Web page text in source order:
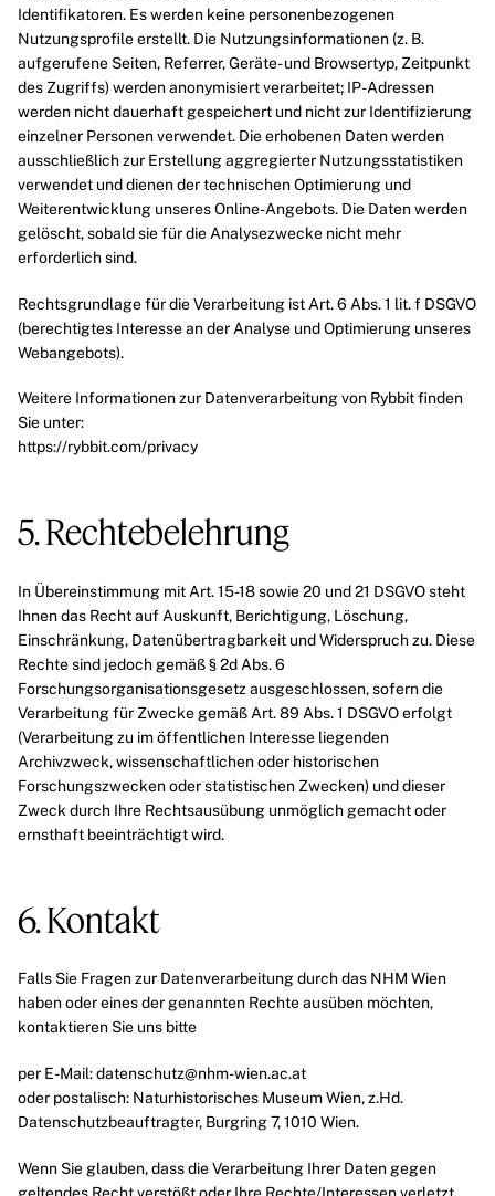
Identifikatoren. Es werden keine personenbezogenen
Nutzungsprofile erstellt. Die Nutzungsinformationen (z. B.
aufgerufene Seiten, Referrer, Geräte- und Browsertyp, Zeitpunkt
des Zugriffs) werden anonymisiert verarbeitet; IP-Adressen
werden nicht dauerhaft gespeichert und nicht zur Identifizierung
einzelner Personen verwendet. Die erhobenen Daten werden
ausschließlich zur Erstellung aggregierter Nutzungsstatistiken
verwendet und dienen der technischen Optimierung und
Weiterentwicklung unseres Online-Angebots. Die Daten werden
gelöscht, sobald sie für die Analysezwecke nicht mehr
erforderlich sind.
Rechtsgrundlage für die Verarbeitung ist Art. 6 Abs. 1 lit. f DSGVO
(berechtigtes Interesse an der Analyse und Optimierung unseres
Webangebots).
Weitere Informationen zur Datenverarbeitung von Rybbit finden
Sie unter:
https://rybbit.com/privacy
5. Rechtebelehrung
In Übereinstimmung mit Art. 15-18 sowie 20 und 21 DSGVO steht
Ihnen das Recht auf Auskunft, Berichtigung, Löschung,
Einschränkung, Datenübertragbarkeit und Widerspruch zu. Diese
Rechte sind jedoch gemäß § 2d Abs. 6
Forschungsorganisationsgesetz ausgeschlossen, sofern die
Verarbeitung für Zwecke gemäß Art. 89 Abs. 1 DSGVO erfolgt
(Verarbeitung zu im öffentlichen Interesse liegenden
Archivzweck, wissenschaftlichen oder historischen
Forschungszwecken oder statistischen Zwecken) und dieser
Zweck durch Ihre Rechtsausübung unmöglich gemacht oder
ernsthaft beeinträchtigt wird.
6. Kontakt
Falls Sie Fragen zur Datenverarbeitung durch das NHM Wien
haben oder eines der genannten Rechte ausüben möchten,
kontaktieren Sie uns bitte
per E-Mail:datenschutz@nhm-wien.ac.at
oder postalisch: Naturhistorisches Museum Wien, z.Hd.
Datenschutzbeauftragter, Burgring 7, 1010 Wien.
Wenn Sie glauben, dass die Verarbeitung Ihrer Daten gegen
geltendes Recht verstößt oder Ihre Rechte/Interessen verletzt